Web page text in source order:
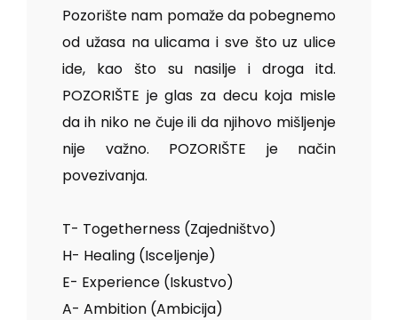
Pozorište nam pomaže da pobegnemo
od užasa na ulicama i sve što uz ulice
ide, kao što su nasilje i droga itd.
POZORIŠTE je glas za decu koja misle
da ih niko ne čuje ili da njihovo mišljenje
nije važno. POZORIŠTE je način
povezivanja.
T- Togetherness (Zajedništvo)
H- Healing (Isceljenje)
E- Experience (Iskustvo)
A- Ambition (Ambicija)